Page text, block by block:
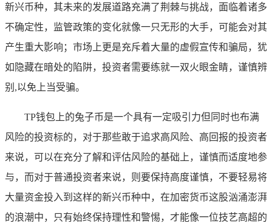
新兴币种，其未来的发展道路充满了荆棘与挑战，面临着诸多
不确定性，监管政策的变化就像一只无形的大手，可能会对其
产生重大影响；市场上更是充斥着大量的虚假宣传和骗局，犹
如隐藏在暗处的陷阱，投资者需要练就一双火眼金睛，谨慎辨
别,以免上当受骗。
TP钱包上的兔子币是一个具有一定吸引力但同时也布满
风险的投资标的，对于那些敢于追求高风险、高回报的投资者
来说，可以在充分了解和评估风险的基础上，谨慎而适度地参
与，而对于普通投资者来说，则要保持高度谨慎，不要轻易将
大量资金投入到这样的新兴币种中，在加密货币这股汹涌澎湃
的浪潮中，只有始终保持理性和警惕，才能像一位技艺高超的